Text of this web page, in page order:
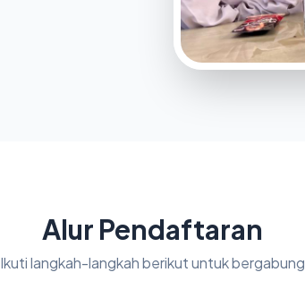
Alur Pendaftaran
Ikuti langkah-langkah berikut untuk bergabung